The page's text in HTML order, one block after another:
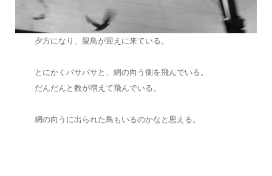
夕方になり、親鳥が迎えに来ている。
とにかくバサバサと、網の向う側を飛んでいる。
だんだんと数が増えて飛んでいる。
網の向うに出られた鳥もいるのかなと思える。